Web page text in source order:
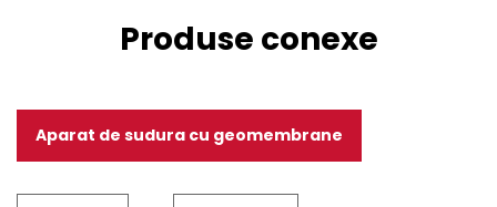
Produse conexe
Aparat de sudura cu geomembrane